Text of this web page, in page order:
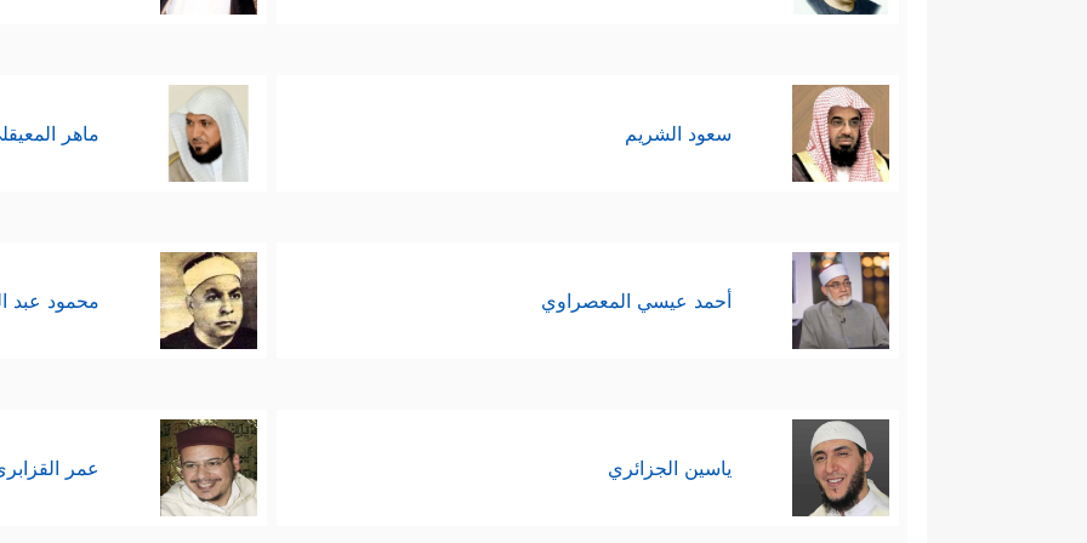
﴿أَوَلَمۡ یَرَوۡاْ أَنَّا جَعَلۡنَا حَرَمًا ءَامِنࣰا وَیُتَخَطَّفُ ٱلنَّاسُ مِنۡ حَوۡلِهِمۡۚ
والكذب على الله شأنُ الدعاة الضالِّين المُضلِّين الذين يصنَعون دينَهم من وحي
وهؤلاء هم السَّدنَة والكهَنَة وطبقات رجال الدين الذين يُزيِّنون للناس الباطل، ويُفتُونَهم
تسعَى لتشويه الحقِّ وطَمسه وتكذيبه؛ لتُحافِظَ على وجودها ومصالح سدَنَتها وكهَنَتها،
لصناعة الباطل والكذبِ على الله
﴿وَمَنۡ أَظۡلَمُ مِمَّنِ ٱفۡتَرَىٰ عَلَى ٱللَّهِ كَذِبًا أَوۡ كَذَّبَ بِٱلۡحَقِّ لَمَّا جَاۤءَهُۥۤۚ
جَـٰهَدُواْ فِینَا لَنَهۡدِیَنَّهُمۡ سُبُلَنَاۚ وَإِنَّ ٱللَّهَ لَمَعَ ٱلۡمُحۡسِنِینَ﴾
والمقصود بالجهاد هنا: بذل غاية الجهد والاجتهاد لمعرفة الحقِّ والالتِزام به،
سعود الشريم ماهر
أحمد عيسي المعصراوي محمود عبد
ياسين الجزائري عمر